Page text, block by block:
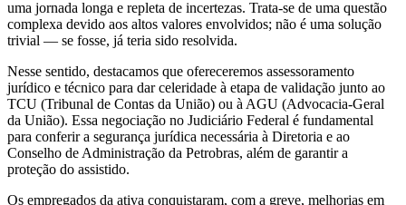
uma jornada longa e repleta de incertezas. Trata-se de uma questão
complexa devido aos altos valores envolvidos; não é uma solução
trivial — se fosse, já teria sido resolvida.
Nesse sentido, destacamos que ofereceremos assessoramento
jurídico e técnico para dar celeridade à etapa de validação junto ao
TCU (Tribunal de Contas da União) ou à AGU (Advocacia-Geral
da União). Essa negociação no Judiciário Federal é fundamental
para conferir a segurança jurídica necessária à Diretoria e ao
Conselho de Administração da Petrobras, além de garantir a
proteção do assistido.
Os empregados da ativa conquistaram, com a greve, melhorias em